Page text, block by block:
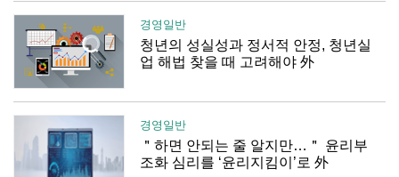
경영일반
청년의 성실성과 정서적 안정, 청년실
업 해법 찾을 때 고려해야 外
경영일반
＂하면 안되는 줄 알지만…＂ 윤리부
조화 심리를 ‘윤리지킴이’로 外